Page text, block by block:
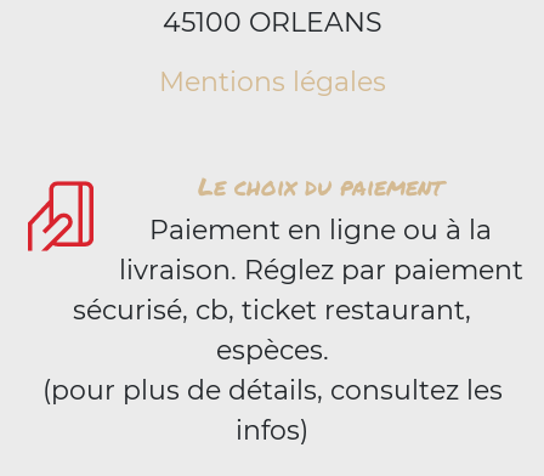
45100 ORLEANS
Mentions légales
Le choix du paiement
Paiement en ligne ou à la
livraison. Réglez par paiement
sécurisé, cb, ticket restaurant,
espèces.
(pour plus de détails, consultez les
infos)